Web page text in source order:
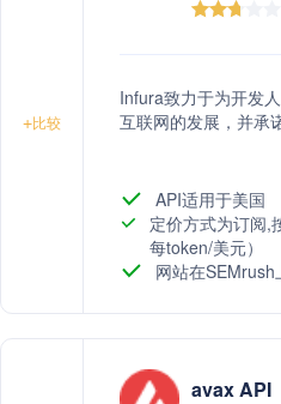
+比较
Infura致力于为开发
互联网的发展，并承
API适用于美国
定价方式为订阅,
每token/美元）
网站在
avax API